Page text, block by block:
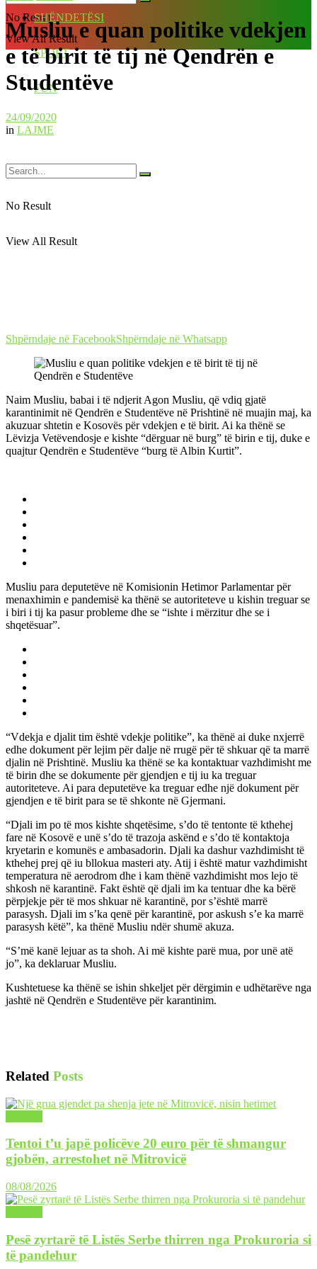
No Result
View All Result
SHËNDETËSI
SPORT
FUN
No Result
View All Result
Musliu e quan politike vdekjen
e të birit të tij në Qendrën e
Studentëve
24/09/2020
in LAJME
Shpërndaje në FacebookShpërndaje në Whatsapp
Naim Musliu, babai i të ndjerit Agon Musliu, që vdiq gjatë
karantinimit në Qendrën e Studentëve në Prishtinë në muajin maj, ka
akuzuar shtetin e Kosovës për vdekjen e të birit. Ai ka thënë se
Lëvizja Vetëvendosje e kishte “dërguar në burg” të birin e tij, duke e
quajtur Qendrën e Studentëve “burg të Albin Kurtit”.
Musliu para deputetëve në Komisionin Hetimor Parlamentar për
menaxhimin e pandemisë ka thënë se autoriteteve u kishin treguar se
i biri i tij ka pasur probleme dhe se “ishte i mërzitur dhe se i
shqetësuar”.
“Vdekja e djalit tim është vdekje politike”, ka thënë ai duke nxjerrë
edhe dokument për lejim për dalje në rrugë për të shkuar që ta marrë
djalin në Prishtinë. Musliu ka thënë se ka kontaktuar vazhdimisht me
të birin dhe se dokumente për gjendjen e tij iu ka treguar
autoriteteve. Ai para deputetëve ka treguar edhe një dokument për
gjendjen e të birit para se të shkonte në Gjermani.
“Djali im po të mos kishte shqetësime, s’do të tentonte të kthehej
fare në Kosovë e unë s’do të trazoja askënd e s’do të kontaktoja
kryetarin e komunës e ambasadorin. Djali ka dashur vazhdimisht të
kthehej prej që iu bllokua masteri aty. Atij i është matur vazhdimisht
temperatura në aerodrom dhe i kam thënë vazhdimisht mos lejo të
shkosh në karantinë. Fakt është që djali im ka tentuar dhe ka bërë
përpjekje për të mos shkuar në karantinë, por s’është marrë
parasysh. Djali im s’ka qenë për karantinë, por askush s’e ka marrë
parasysh këtë”, ka thënë Musliu ndër shumë akuza.
“S’më kanë lejuar as ta shoh. Ai më kishte parë mua, por unë atë
jo”, ka deklaruar Musliu.
Kushtetuese ka thënë se ishin shkeljet për dërgimin e udhëtarëve nga
jashtë në Qendrën e Studentëve për karantinim.
Related Posts
Tentoi t’u japë policëve 20 euro për të shmangur
gjobën, arrestohet në Mitrovicë
08/08/2026
Pesë zyrtarë të Listës Serbe thirren nga Prokuroria si
të pandehur